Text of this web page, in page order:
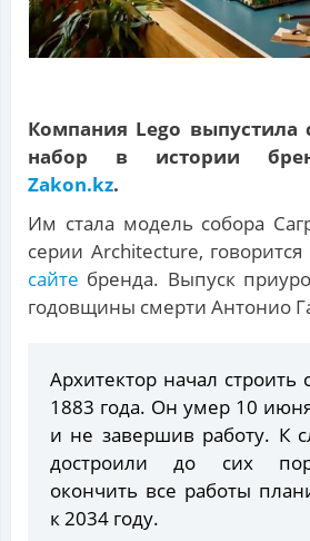
Компания Lego
набор в истории
Zakon.kz.
Им стала модель собора
серии Architecture,
сайте бренда. Выпуск
годовщины смерти Антонио
Архитектор начал строить
1883 года. Он умер 10
и не завершив работу. К
достроили до сих
окончить все работы
к 2034 году.